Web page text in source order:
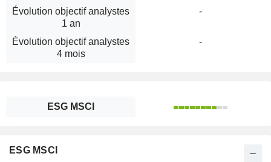
Évolution objectif analystes
1 an
-
Évolution objectif analystes
4 mois
-
ESG MSCI
ESG MSCI